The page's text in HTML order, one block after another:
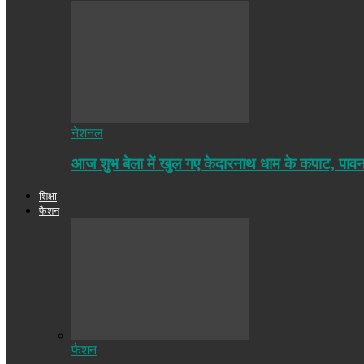
नेशनल
आज शुभ बेला में खुल गए केदारनाथ धाम के कपाट,
शिक्षा
फैशन
फैशन